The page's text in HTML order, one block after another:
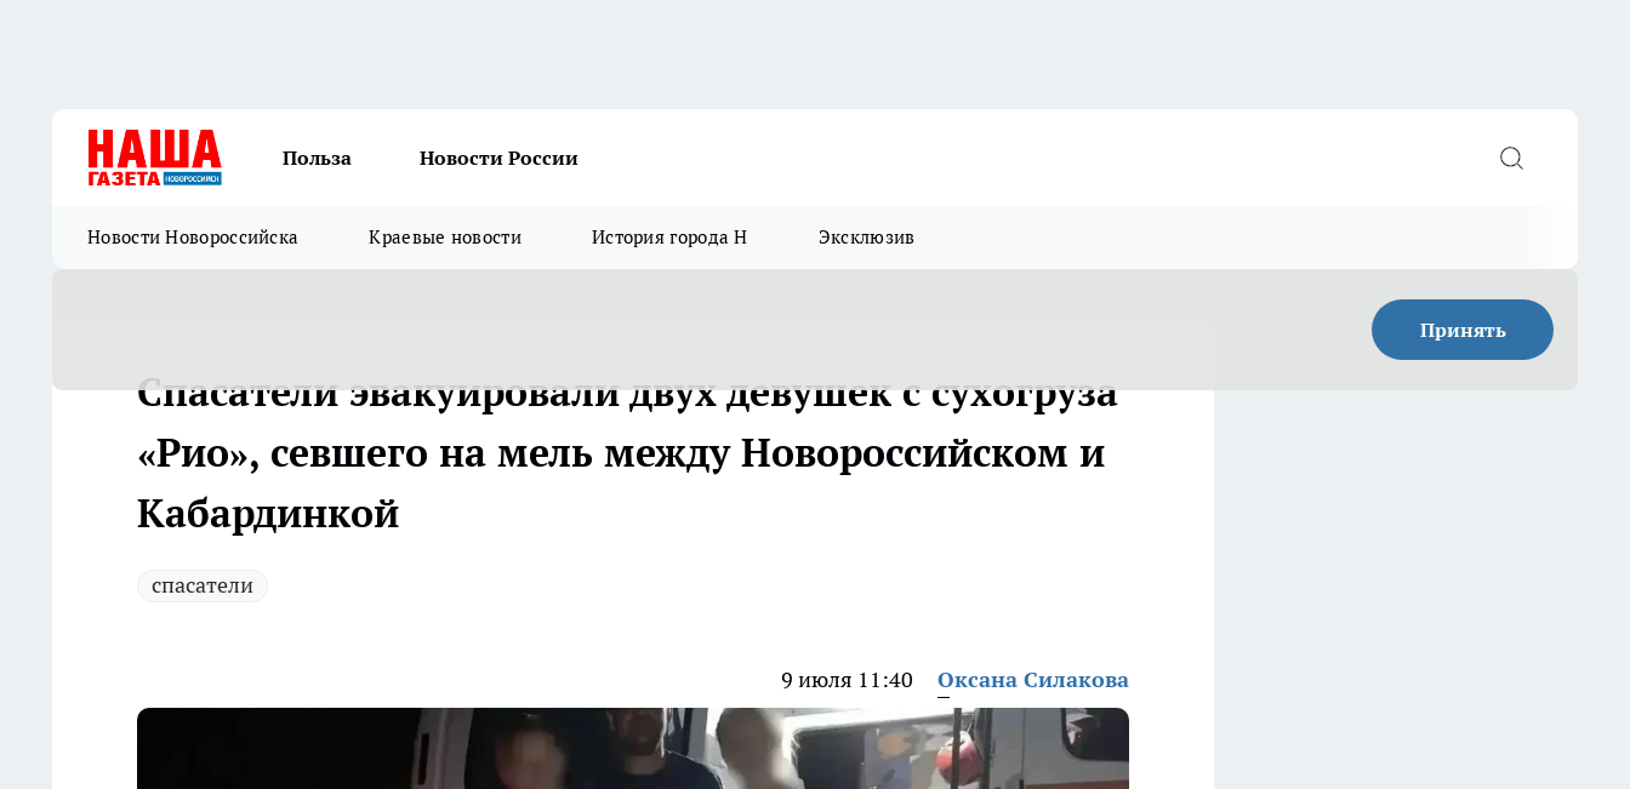
Польза Новости России
Новости Новороссийска Краевые новости История города Н Эксклюзив
Принять
Спасатели эвакуировали двух девушек с сухогруза
«Рио», севшего на мель между Новороссийском и
Кабардинкой
спасатели
9 июля 11:40 Оксана Силакова